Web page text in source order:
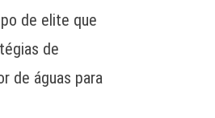
de elite que
de
de águas para